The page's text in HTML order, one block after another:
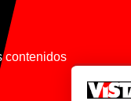
contenidos